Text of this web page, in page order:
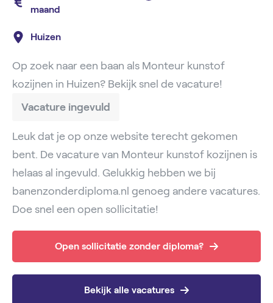
maand
Huizen
Op zoek naar een baan als Monteur kunstof
kozijnen in Huizen? Bekijk snel de vacature!
Vacature ingevuld
Leuk dat je op onze website terecht gekomen
bent. De vacature van Monteur kunstof kozijnen is
helaas al ingevuld. Gelukkig hebben we bij
banenzonderdiploma.nl genoeg andere vacatures.
Doe snel een open sollicitatie!
Open sollicitatie zonder diploma?
Bekijk alle vacatures